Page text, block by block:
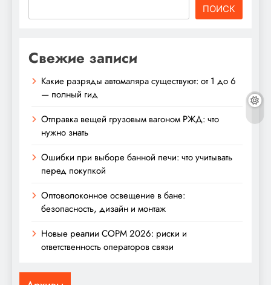
ПОИСК
Свежие записи
Какие разряды автомаляра существуют: от 1 до 6
— полный гид
Отправка вещей грузовым вагоном РЖД: что
нужно знать
Ошибки при выборе банной печи: что учитывать
перед покупкой
Оптоволоконное освещение в бане:
безопасность, дизайн и монтаж
Новые реалии СОРМ 2026: риски и
ответственность операторов связи